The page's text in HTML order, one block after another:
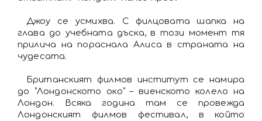
Джоу се усмихва. С филцовата шапка на
глава до учебната дъска, в този момент тя
прилича на пораснала Алиса в страната на
чудесата.
Британският филмов институт се намира
до “Лондонското око” – виенското колело на
Лондон. Всяка година там се провежда
Лондонският филмов фестивал, в който